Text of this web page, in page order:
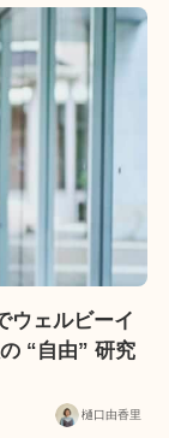
ウェルビーイ
“自由” 研究
樋口由香里